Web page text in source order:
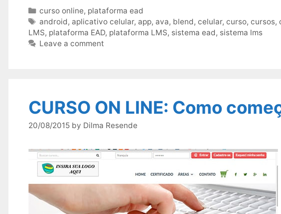
Categories
curso online, plataforma ead
Tags
android,aplicativo celular,app,ava, blend,celular,curso,cursos,
LMS, plataforma EAD, plataforma LMS, sistema ead, sistema lms
Leave a comment
CURSO ON LINE: Como
20/08/2015 by Dilma Resende